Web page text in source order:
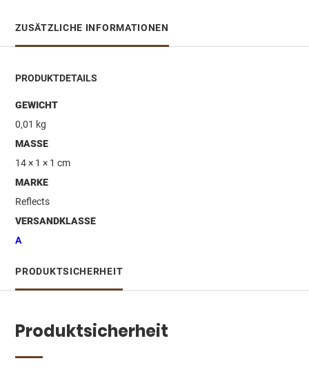
ZUSÄTZLICHE INFORMATIONEN
PRODUKTDETAILS
GEWICHT
0,01 kg
MASSE
14 × 1 × 1 cm
MARKE
Reflects
VERSANDKLASSE
A
PRODUKTSICHERHEIT
Produktsicherheit